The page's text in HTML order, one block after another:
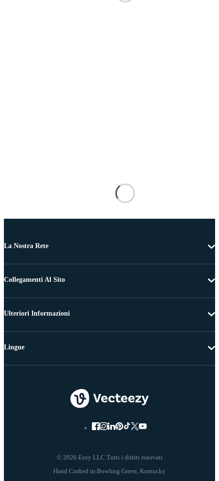
La Nostra Rete
Collegamenti Al Sito
Ulteriori Informazioni
© 2026 Eezy LLC Tutti i diritti riservati
Lingue